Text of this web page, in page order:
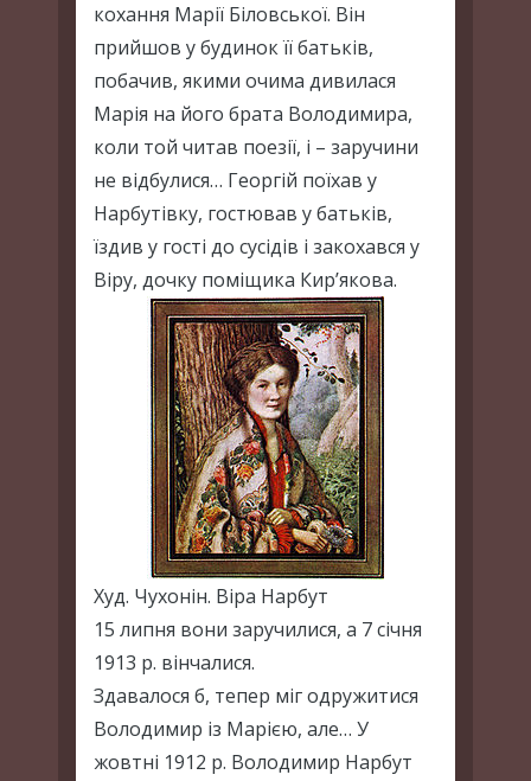
кохання Марії Біловської. Він
прийшов у будинок її батьків,
побачив, якими очима дивилася
Марія на його брата Володимира,
коли той читав поезії, і – заручини
не відбулися… Георгій поїхав у
Нарбутівку, гостював у батьків,
їздив у гості до сусідів і закохався у
Віру, дочку поміщика Кир’якова.
Худ. Чухонін. Віра Нарбут
15 липня вони заручилися, а 7 січня
1913 р. вінчалися.
Здавалося б, тепер міг одружитися
Володимир із Марією, але… У
жовтні 1912 р. Володимир Нарбут